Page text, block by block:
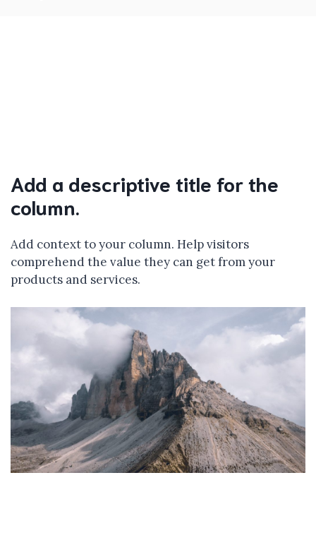
Add a descriptive title for the
column.
Add context to your column. Help visitors
comprehend the value they can get from your
products and services.